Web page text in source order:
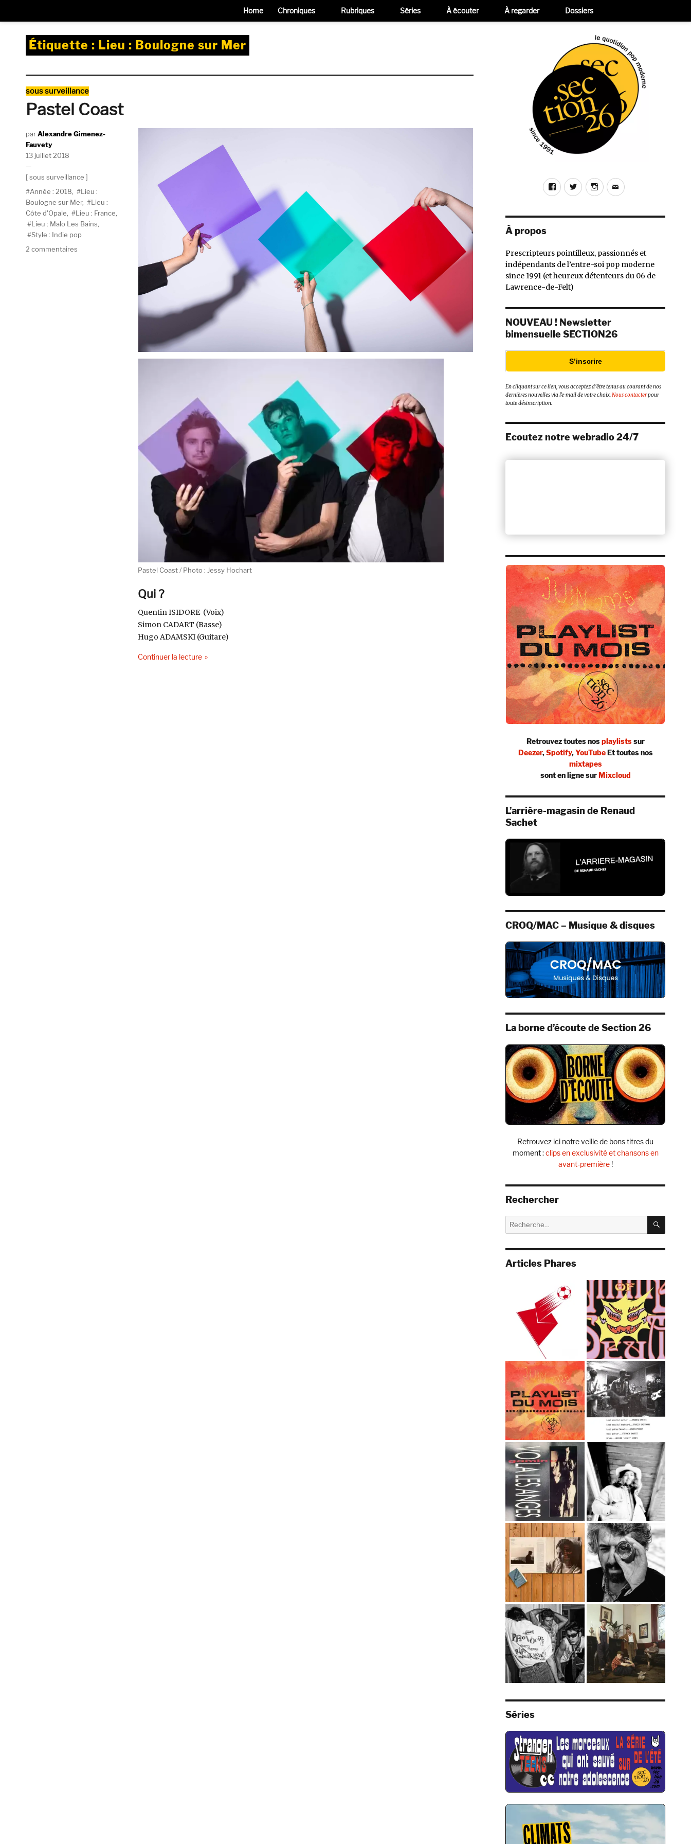
Étiquette : Lieu : Boulogne sur Mer
Catégories
sous surveillance
Pastel Coast
Pastel Coast / Photo : Jessy Hochart
Qui ?
Quentin ISIDORE (Voix)
Simon CADART (Basse)
Hugo ADAMSKI (Guitare)
Continuer la lecturede « Pastel Coast »
AuteurAlexandre Gimenez-
Fauvety
Publié
le
13 juillet 2018
Catégories
sous surveillance
Étiquettes
Année : 2018
Lieu :
Boulogne sur Mer,
Lieu :
Côte d'Opale
Lieu : France
Lieu : Malo Les Bains
Style : Indie pop
2 commentaires
FacebookTwitterInstagram
E-
À propos
Prescripteurs pointilleux, passionnés et
indépendants de l’entre-soi pop moderne
since 1991 (et heureux détenteurs du 06 de
Lawrence-de-Felt)
NOUVEAU ! Newsletter
bimensuelle SECTION26
S’inscrire
En cliquant sur ce lien, vous acceptez d’être tenus au courant de nos
dernières nouvelles via l’e-mail de votre choix.Nous contacterpour
toute désinscription.
Ecoutez notre webradio 24/7
Retrouvez toutes nosplaylistssur
Deezer,Spotify,YouTubeEt toutes nos
mixtapes
sont en ligne surMixcloud
L’arrière-magasin de Renaud
Sachet
CROQ/MAC – Musique & disques
La borne d’écoute de Section 26
Retrouvez ici notre veille de bons titres du
moment :clips en exclusivité et chansons en
avant-première!
Rechercher
Recherche
pour :
Articles Phares
Séries
Home Chroniques Rubriques Séries À écouter À regarder Dossiers